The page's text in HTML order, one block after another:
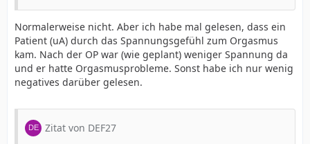
Normalerweise nicht. Aber ich habe mal gelesen, dass ein
Patient (uA) durch das Spannungsgefühl zum Orgasmus
kam. Nach der OP war (wie geplant) weniger Spannung da
und er hatte Orgasmusprobleme. Sonst habe ich nur wenig
negatives darüber gelesen.
Zitat von DEF27